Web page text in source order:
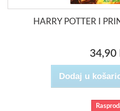
HARRY POTTER I
34,90
Dodaj u